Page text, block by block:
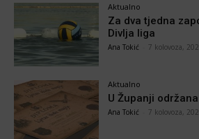
Aktualno
Za dva tjedna
Divlja liga
Ana Tokić 7 kolovoza,
Aktualno
U Županji
Ana Tokić 7 kolovoza,